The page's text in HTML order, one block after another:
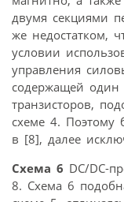
двумя секциями
же недостатком,
условии
управления
содержащей один
транзисторов,
схеме 4. Поэтому
в [8], далее
Схема 6 DC/DC-
8. Схема 6